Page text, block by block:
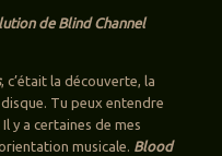
de Blind Channel
, c’était la découverte, la
Tu peux entendre
y a certaines de mes
musicale. Blood